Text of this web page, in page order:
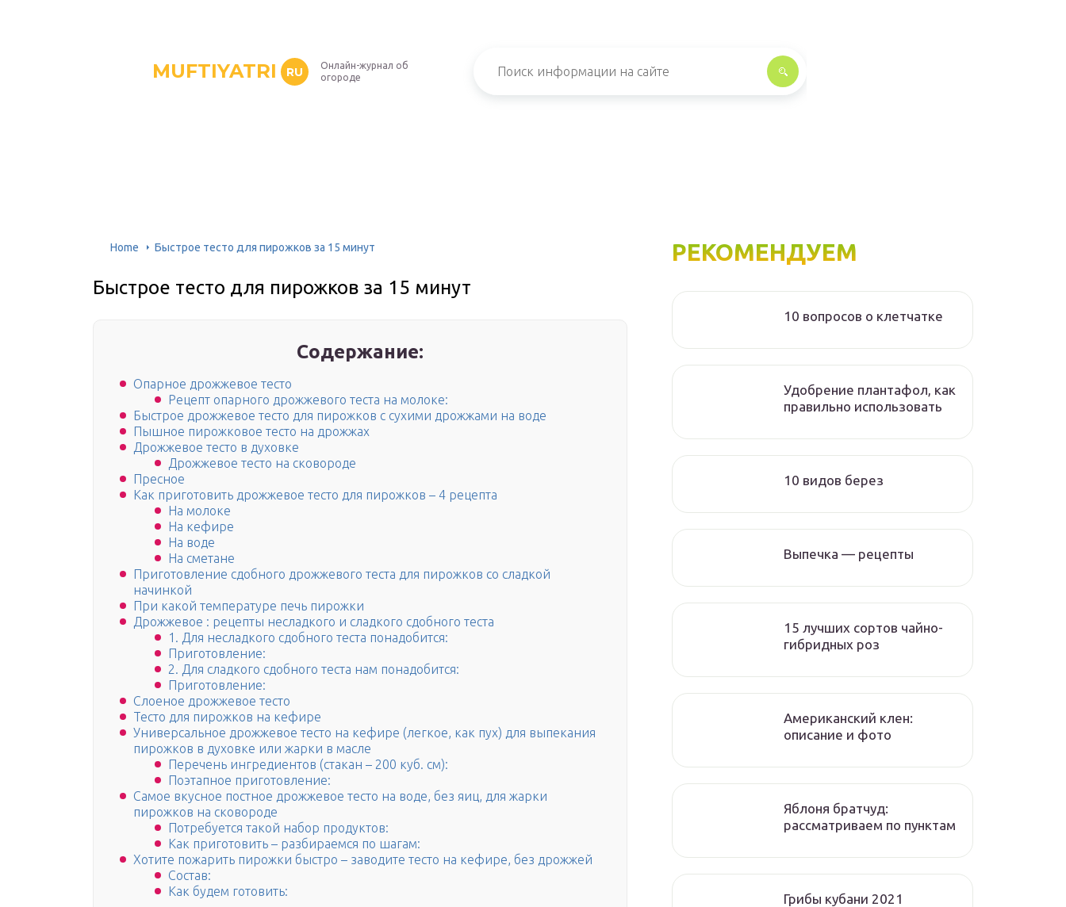
MUFTIYATRI RU
Онлайн-журнал об
огороде
Home Быстрое тесто для пирожков за 15 минут
Быстрое тесто для пирожков за 15 минут
Содержание:
Опарное дрожжевое тесто
Рецепт опарного дрожжевого теста на молоке:
Быстрое дрожжевое тесто для пирожков с сухими дрожжами на воде
Пышное пирожковое тесто на дрожжах
Дрожжевое тесто в духовке
Дрожжевое тесто на сковороде
Пресное
Как приготовить дрожжевое тесто для пирожков – 4 рецепта
На молоке
На кефире
На воде
На сметане
Приготовление сдобного дрожжевого теста для пирожков со сладкой
начинкой
При какой температуре печь пирожки
Дрожжевое : рецепты несладкого и сладкого сдобного теста
1. Для несладкого сдобного теста понадобится:
Приготовление:
2. Для сладкого сдобного теста нам понадобится:
Приготовление:
Слоеное дрожжевое тесто
Тесто для пирожков на кефире
Универсальное дрожжевое тесто на кефире (легкое, как пух) для выпекания
пирожков в духовке или жарки в масле
Перечень ингредиентов (стакан – 200 куб. см):
Поэтапное приготовление:
Самое вкусное постное дрожжевое тесто на воде, без яиц, для жарки
пирожков на сковороде
Потребуется такой набор продуктов:
Как приготовить – разбираемся по шагам:
Хотите пожарить пирожки быстро – заводите тесто на кефире, без дрожжей
Состав:
Как будем готовить:
РЕКОМЕНДУЕМ
10 вопросов о клетчатке
Удобрение плантафол, как
правильно использовать
10 видов берез
Выпечка — рецепты
15 лучших сортов чайно-
гибридных роз
Американский клен:
описание и фото
Яблоня братчуд:
рассматриваем по пунктам
Грибы кубани 2021